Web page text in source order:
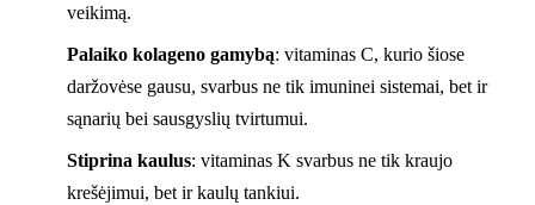
veikimą.
Palaiko kolageno gamybą: vitaminas C, kurio šiose
daržovėse gausu, svarbus ne tik imuninei sistemai, bet ir
sąnarių bei sausgyslių tvirtumui.
Stiprina kaulus: vitaminas K svarbus ne tik kraujo
krešėjimui, bet ir kaulų tankiui.